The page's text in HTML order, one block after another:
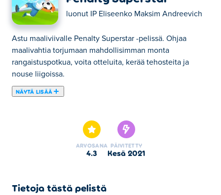
luonut IP Eliseenko Maksim Andreevich
Astu maaliviivalle Penalty Superstar -pelissä. Ohjaa
maalivahtia torjumaan mahdollisimman monta
rangaistuspotkua, voita otteluita, kerää tehosteita ja
nouse liigoissa.
NÄYTÄ LISÄÄ
ARVOSANA
4.3
PÄIVITETTY
kesä 2021
Tietoja tästä pelistä